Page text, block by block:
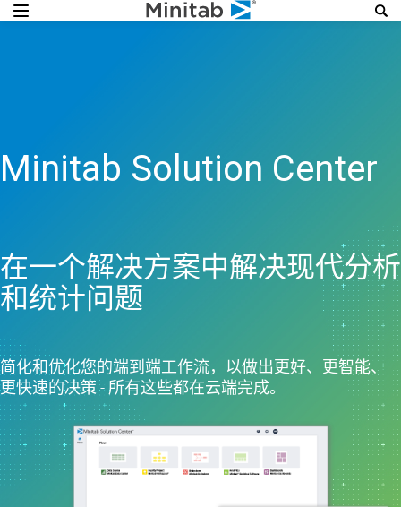
Minitab Solution Center
在一个解决方案中解决现代分析
和统计问题
简化和优化您的端到端工作流，以做出更好、更智能、
更快速的决策 - 所有这些都在云端完成。